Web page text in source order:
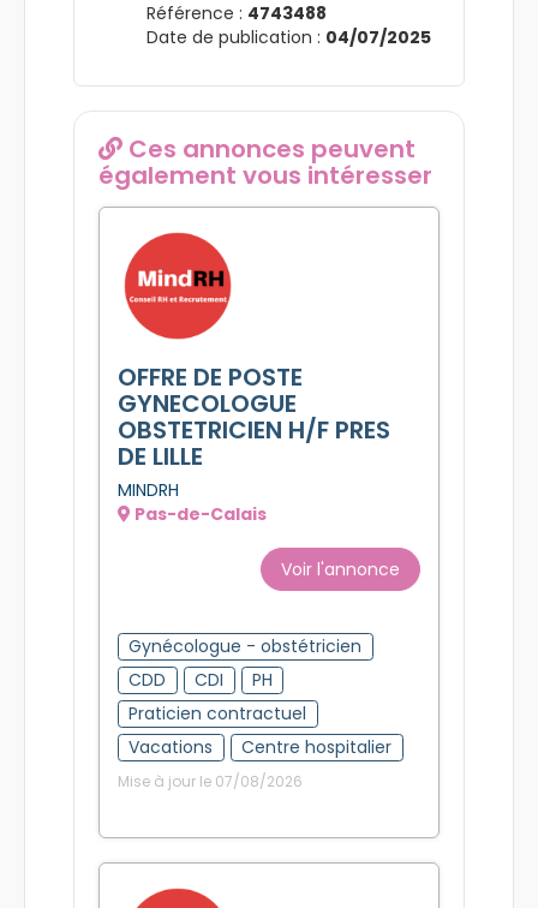
Référence : 4743488
Date de publication : 04/07/2025
Ces annonces peuvent
également vous intéresser
OFFRE DE POSTE
GYNECOLOGUE
OBSTETRICIEN H/F PRES
DE LILLE
MINDRH
Pas-de-Calais
Voir l'annonce
Gynécologue - obstétricien
CDD
CDI
PH
Praticien contractuel
Vacations
Centre hospitalier
Mise à jour le 07/08/2026